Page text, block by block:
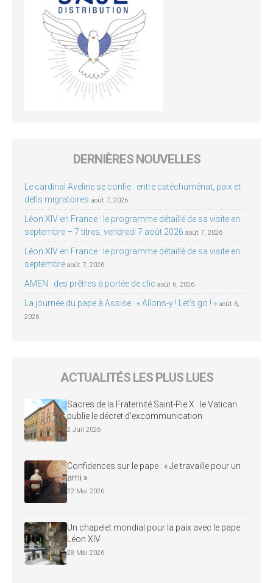
DERNIÈRES NOUVELLES
Le cardinal Aveline se confie : entre catéchuménat, paix et
défis migratoires août 7, 2026
Léon XIV en France : le programme détaillé de sa visite en
septembre – 7 titres, vendredi 7 août 2026 août 7, 2026
Léon XIV en France : le programme détaillé de sa visite en
septembre août 7, 2026
AMEN : des prêtres à portée de clic août 6, 2026
La journée du pape à Assise : « Allons-y ! Let’s go ! » août 6,
2026
ACTUALITÉS LES PLUS LUES
Sacres de la Fraternité Saint-Pie X : le Vatican
publie le décret d’excommunication
2 Juil 2026
Confidences sur le pape : « Je travaille pour un
ami »
22 Mai 2026
Un chapelet mondial pour la paix avec le pape
Léon XIV
28 Mai 2026